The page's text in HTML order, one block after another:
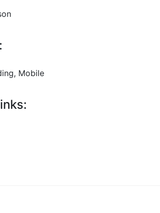
Mobile